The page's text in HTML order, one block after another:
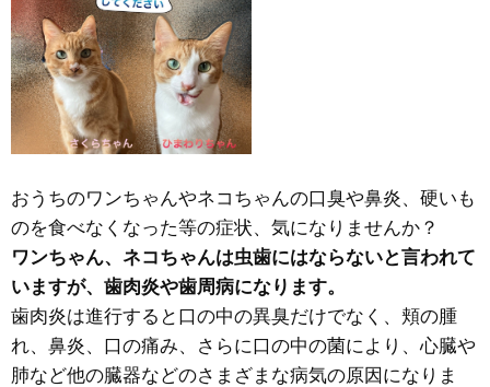
おうちのワンちゃんやネコちゃんの口臭や鼻炎、硬いも
のを食べなくなった等の症状、気になりませんか？
ワンちゃん、ネコちゃんは虫歯にはならないと言われて
いますが、歯肉炎や歯周病になります。
歯肉炎は進行すると口の中の異臭だけでなく、頬の腫
れ、鼻炎、口の痛み、さらに口の中の菌により、心臓や
肺など他の臓器などのさまざまな病気の原因になりま